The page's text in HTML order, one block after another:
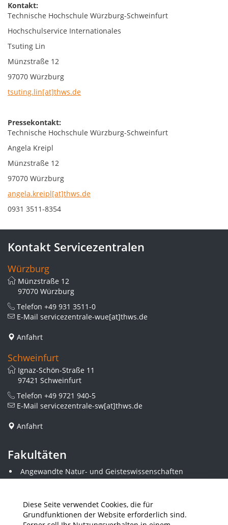
Diese Seite verwendet Cookies, die für
Grundfunktionen der Website erforderlich sind.
Kontakt:
Technische Hochschule Würzburg-Schweinfurt
Hochschulservice Internationales
Tsuting Lin
Münzstraße 12
97070 Würzburg
tsuting.lin[at]thws.de
Pressekontakt:
Technische Hochschule Würzburg-Schweinfurt
Angela Kreipl
Münzstraße 12
97070 Würzburg
angela.kreipl[at]thws.de
0931 3511-8354
Kontakt Servicezentralen
Würzburg
Münzstraße 12
97070 Würzburg
Telefon +49 931 3511-0
E-Mail servicezentrale-wue[at]thws.de
Anfahrt
Schweinfurt
Ignaz-Schön-Straße 11
97421 Schweinfurt
Telefon +49 9721 940-5
E-Mail servicezentrale-sw[at]thws.de
Anfahrt
Fakultäten
Angewandte Natur- und Geisteswissenschaften
Angewandte Sozialwissenschaften
Elektrotechnik
Gestaltung
Informatik und Wirtschaftsinformatik